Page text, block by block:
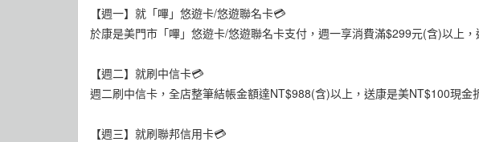
【週一】就「嗶」悠遊卡/悠遊聯名卡💳
於康是美門市「嗶」悠遊卡/悠遊聯名卡支付，週一享消費滿$299元(含)以上，
【週二】就刷中信卡💳
週二刷中信卡，全店整筆結帳金額達NT$988(含)以上，送康是美NT$100現
【週三】就刷聯邦信用卡💳